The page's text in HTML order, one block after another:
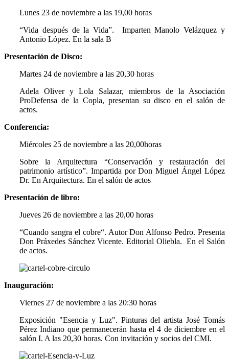
Lunes 23 de noviembre a las 19,00 horas
“Vida después de la Vida”. Imparten Manolo Velázquez y
Antonio López. En la sala B
Presentación de Disco:
Martes 24 de noviembre a las 20,30 horas
Adela Oliver y Lola Salazar, miembros de la Asociación
ProDefensa de la Copla, presentan su disco en el salón de
actos.
Conferencia:
Miércoles 25 de noviembre a las 20,00horas
Sobre la Arquitectura “Conservación y restauración del
patrimonio artístico”. Impartida por Don Miguel Ángel López
Dr. En Arquitectura. En el salón de actos
Presentación de libro:
Jueves 26 de noviembre a las 20,00 horas
“Cuando sangra el cobre“. Autor Don Alfonso Pedro. Presenta
Don Práxedes Sánchez Vicente. Editorial Oliebla. En el Salón
de actos.
Inauguración:
Viernes 27 de noviembre a las 20:30 horas
Exposición "Esencia y Luz". Pinturas del artista José Tomás
Pérez Indiano que permanecerán hasta el 4 de diciembre en el
salón I. A las 20,30 horas. Con invitación y socios del CMI.